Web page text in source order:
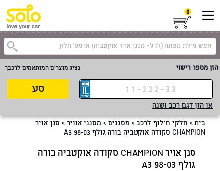
0
הזן מספר רישוי נציג מוצרים המותאמים לרכבך
סע
או הזן דגם רכב ושנה
בית > חלקי חילוף לרכב > מסננים > מסנני אוויר > סנן אויר
CHAMPION סקודה אוקטביה בורה גולף A3 98-03
סנן אויר CHAMPION סקודה אוקטביה בורה
גולף A3 98-03